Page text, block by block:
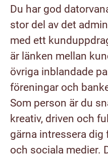
Du har god
stor del av det
med ett
är länken mellan
övriga inblandade
föreningar och
Som person är du
kreativ, driven och
gärna intressera
och sociala medier.